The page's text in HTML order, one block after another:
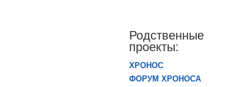
Родственные
проекты:
ХРОНОС
ФОРУМ ХРОНОСА